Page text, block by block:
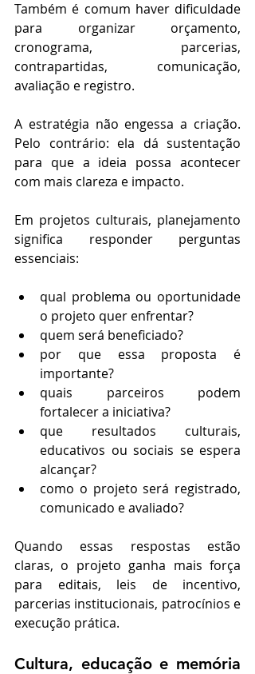
Também é comum haver dificuldade
para organizar orçamento,
cronograma, parcerias,
contrapartidas, comunicação,
avaliação e registro.
A estratégia não engessa a criação.
Pelo contrário: ela dá sustentação
para que a ideia possa acontecer
com mais clareza e impacto.
Em projetos culturais, planejamento
significa responder perguntas
essenciais:
qual problema ou oportunidade
o projeto quer enfrentar?
quem será beneficiado?
por que essa proposta é
importante?
quais parceiros podem
fortalecer a iniciativa?
que resultados culturais,
educativos ou sociais se espera
alcançar?
como o projeto será registrado,
comunicado e avaliado?
Quando essas respostas estão
claras, o projeto ganha mais força
para editais, leis de incentivo,
parcerias institucionais, patrocínios e
execução prática.
Cultura, educação e memória